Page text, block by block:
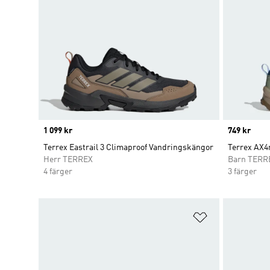
Price
1 099 kr
Terrex Eastrail 3 Climaproof Vandringskängor
Herr TERREX
4 färger
Price
749 kr
Terrex
Barn
3 färger